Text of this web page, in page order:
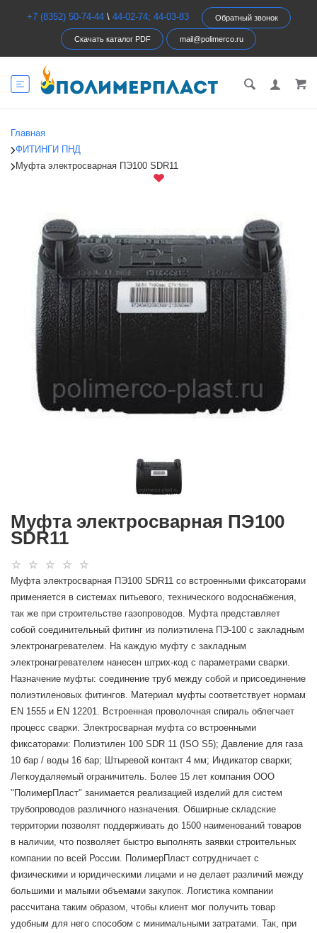
+7 (8352) 50-74-44\ 44-02-74; 44-03-83 Обратный звонок
Скачать каталог PDF mail@polimerco.ru
Главная
ФИТИНГИ ПНД
Муфта электросварная ПЭ100 SDR11
Муфта электросварная ПЭ100
SDR11
Муфта электросварная ПЭ100 SDR11 со встроенными фиксаторами
применяется в системах питьевого, технического водоснабжения,
так же при строительстве газопроводов. Муфта представляет
собой соединительный фитинг из полиэтилена ПЭ-100 с закладным
электронагревателем. На каждую муфту с закладным
электронагревателем нанесен штрих-код с параметрами сварки.
Назначение муфты: соединение труб между собой и присоединение
полиэтиленовых фитингов. Материал муфты соответствует нормам
EN 1555 и EN 12201. Встроенная проволочная спираль облегчает
процесс сварки. Электросварная муфта со встроенными
фиксаторами: Полиэтилен 100 SDR 11 (ISO S5); Давление для газа
10 бар / воды 16 бар; Штыревой контакт 4 мм; Индикатор сварки;
Легкоудаляемый ограничитель. Более 15 лет компания ООО
"ПолимерПласт" занимается реализацией изделий для систем
трубопроводов различного назначения. Обширные складские
территории позволят поддерживать до 1500 наименований товаров
в наличии, что позволяет быстро выполнять заявки строительных
компании по всей России. ПолимерПласт сотрудничает с
физическими и юридическими лицами и не делает различий между
большими и малыми объемами закупок. Логистика компании
рассчитана таким образом, чтобы клиент мог получить товар
удобным для него способом с минимальными затратами. Так, при